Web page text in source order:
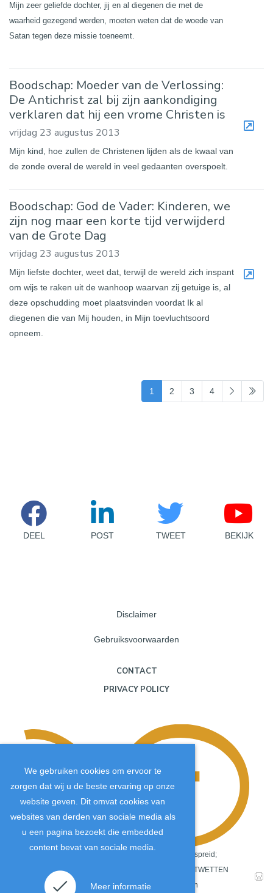
Mijn zeer geliefde dochter, jij en al diegenen die met de
waarheid gezegend werden, moeten weten dat de woede van
Satan tegen deze missie toeneemt.
Boodschap: Moeder van de Verlossing:
De Antichrist zal bij zijn aankondiging
verklaren dat hij een vrome Christen is
vrijdag 23 augustus 2013
Mijn kind, hoe zullen de Christenen lijden als de kwaal van
de zonde overal de wereld in veel gedaanten overspoelt.
Boodschap: God de Vader: Kinderen, we
zijn nog maar een korte tijd verwijderd
van de Grote Dag
vrijdag 23 augustus 2013
Mijn liefste dochter, weet dat, terwijl de wereld zich inspant
om wijs te raken uit de wanhoop waarvan zij getuige is, al
deze opschudding moet plaatsvinden voordat Ik al
diegenen die van Mij houden, in Mijn toevluchtsoord
opneem.
1 (current)
2 3 4
DEEL POST TWEET BEKIJK
Disclaimer
Gebruiksvoorwaarden
CONTACT
PRIVACY POLICY
De JTM-inhoud wordt wereldwijd verspreid;
daarom is het van cruciaal belang dat ALLE COPYRIGHTWETTEN
strikt worden nageleefd. Het niet naleven van auteurs- en
We gebruiken cookies om ervoor te
zorgen dat wij u de beste ervaring op onze
website geven. Dit omvat cookies van
websites van derden van sociale media als
u een pagina bezoekt die embedded
content bevat van sociale media.
Meer informatie